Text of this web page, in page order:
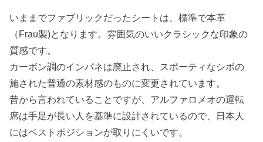
いままでファブリックだったシートは、標準で本革
（Frau製)となります。雰囲気のいいクラシックな印象の
質感です。
カーボン調のインパネは廃止され、スポーティなシボの
施された普通の素材感のものに変更されています。
昔から言われていることですが、アルファロメオの運転
席は手足が長い人を基準に設計されているので、日本人
にはベストポジションが取りにくいです。